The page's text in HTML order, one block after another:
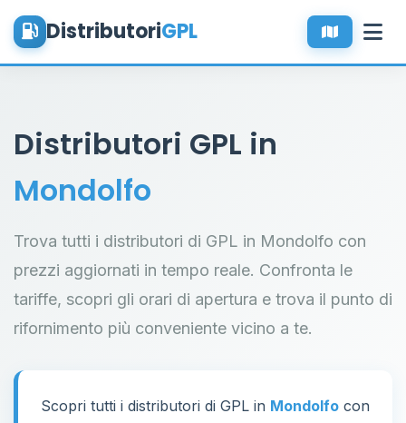
DistributoriGPL
Distributori GPL in
Mondolfo
Trova tutti i distributori di GPL in Mondolfo con
prezzi aggiornati in tempo reale. Confronta le
tariffe, scopri gli orari di apertura e trova il punto di
rifornimento più conveniente vicino a te.
Scopri tutti i distributori di GPL in Mondolfo con